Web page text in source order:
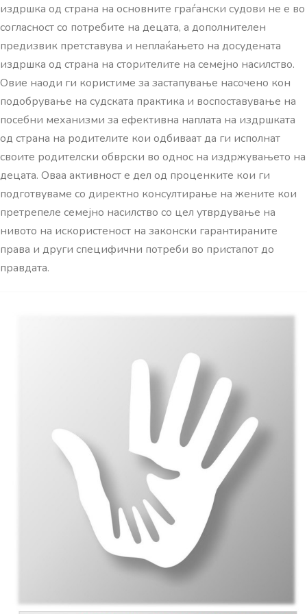
издршка од страна на основните граѓански судови не е во
согласност со потребите на децата, а дополнителен
предизвик претставува и неплаќањето на досудената
издршка од страна на сторителите на семејно насилство.
Овие наоди ги користиме за застапување насочено кон
подобрување на судската практика и воспоставување на
посебни механизми за ефективна наплата на издршката
од страна на родителите кои одбиваат да ги исполнат
своите родителски обврски во однос на издржувањето на
децата. Оваа активност е дел од проценките кои ги
подготвуваме со директно консултирање на жените кои
претрепеле семејно насилство со цел утврдување на
нивото на искористеност на законски гарантираните
права и други специфични потреби во пристапот до
правдата.